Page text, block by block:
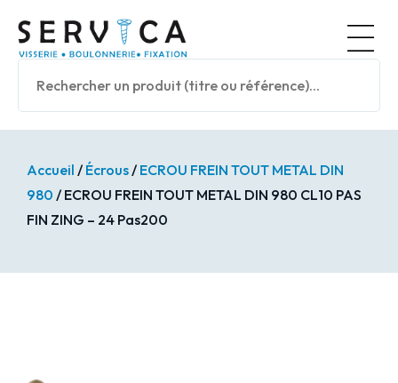
Accueil / Écrous/ ECROU FREIN TOUT METAL DIN
980 / ECROU FREIN TOUT METAL DIN 980 CL10 PAS
FIN ZING – 24 Pas200